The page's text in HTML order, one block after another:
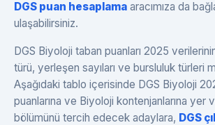
DGS puan hesaplama aracımıza da
ulaşabilirsiniz.
DGS Biyoloji taban puanları 2025
türü, yerleşen sayıları ve bursluluk türleri
Aşağıdaki tablo içerisinde DGS Biyoloji
puanlarına ve Biyoloji kontenjanlarına yer
bölümünü tercih edecek adaylara, DGS